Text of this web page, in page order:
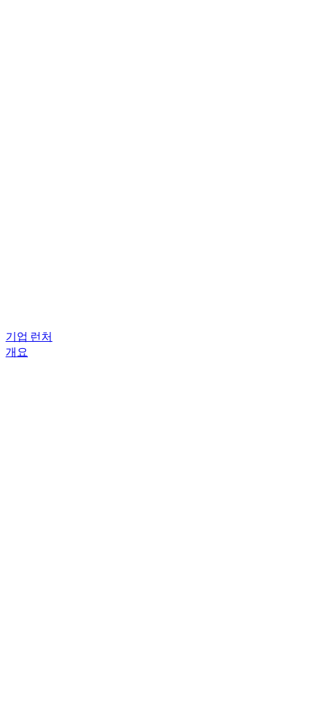
기업 런처
개요